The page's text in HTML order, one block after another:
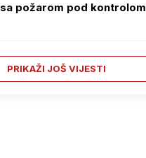
sa požarom pod kontrolom
PRIKAŽI JOŠ VIJESTI